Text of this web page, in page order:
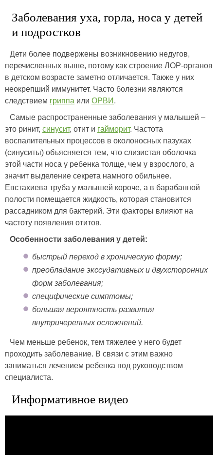
Заболевания уха, горла, носа у детей
и подростков
Дети более подвержены возникновению недугов,
перечисленных выше, потому как строение ЛОР-органов
в детском возрасте заметно отличается. Также у них
неокрепший иммунитет. Часто болезни являются
следствием гриппа или ОРВИ .
Самые распространенные заболевания у малышей –
это ринит, синусит, отит и гайморит. Частота
воспалительных процессов в околоносных пазухах
(синуситы) объясняется тем, что слизистая оболочка
этой части носа у ребенка толще, чем у взрослого, а
значит выделение секрета намного обильнее.
Евстахиева труба у малышей короче, а в барабанной
полости помещается жидкость, которая становится
рассадником для бактерий. Эти факторы влияют на
частоту появления отитов.
Особенности заболевания у детей:
быстрый переход в хроническую форму;
преобладание экссудативных и двухсторонних
форм заболевания;
специфические симптомы;
большая вероятность развития
внутричерепных осложнений.
Чем меньше ребенок, тем тяжелее у него будет
проходить заболевание. В связи с этим важно
заниматься лечением ребенка под руководством
специалиста.
Информативное видео